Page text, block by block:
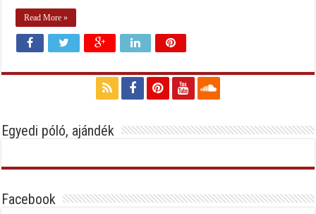
Read More »
Egyedi póló, ajándék
Facebook